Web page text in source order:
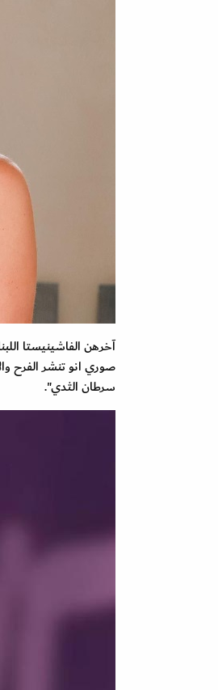
آخرهن الفاشينيستا
سرطان الثدي".